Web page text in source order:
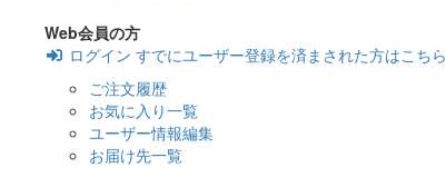
Web会員の方
ログイン すでにユーザー登録を済まされた方はこちら
ご注文履歴
お気に入り一覧
ユーザー情報編集
お届け先一覧